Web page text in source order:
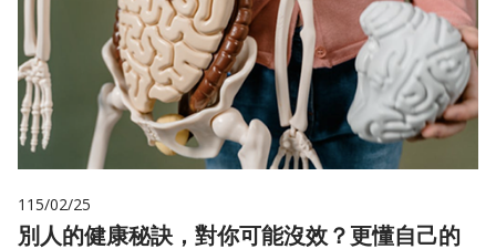
115/02/25
別人的健康秘訣，對你可能沒效？更懂自己的